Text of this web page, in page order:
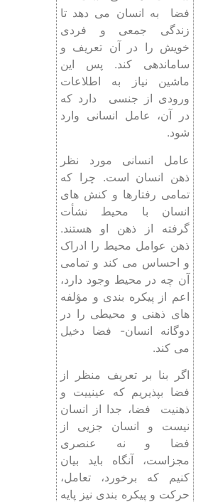
فضا به انسان می دهد تا
زندگی جمعی و فردی
خویش را در آن تعریف و
ساماندهی کند. پس این
ماشین نیاز به اطلاعات
ورودی از جنسی دارد که
در آن، عامل انسانی وارد
شود.
عامل انسانی مورد نظر
ذهن انسان است. چرا که
تمامی رفتارها و کنش های
انسان با محیط نشأت
گرفته از ذهن او هستند.
ذهن عوامل محیط را ادراک
و احساس می کند و تمامی
آن چه در محیط وجود دارد،
اعم از پیکره بندی و مؤلفه
های ذهنی و محیطی را در
دوگانه انسان- فضا دخیل
می کند.
اگر بنا بر تعریف منظر از
فضا بپذیریم که عینییت و
ذهنیت فضا، جدا از انسان
نیست و انسان جزیی از
فضا و نه عنصری
مجزاست، آنگاه باید بیان
کنیم که برخورد، تعامل،
حرکت و پیکره بندی نیز پایه